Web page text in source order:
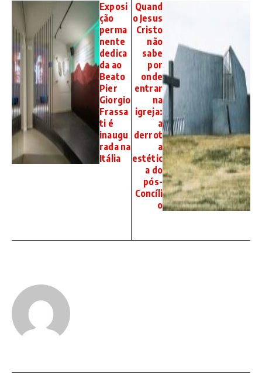
Exposi
ção
perma
nente
dedica
da ao
Beato
Pier
Giorgio
Frassa
ti é
inaugu
rada na
Itália
Quand
o Jesus
Cristo
não
sabe
por
onde
entrar
na
igreja:
a
derrot
a
estétic
a do
pós-
Concíli
o